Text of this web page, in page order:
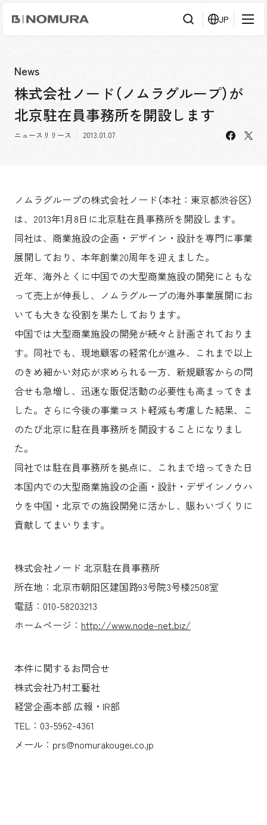
乃
村
工
JP
索
事業内容
事業内容TOP
市場領域
会社概要・アクセス
役員構成・組織図
拠点一覧
グループ会社
沿革
すべて
アーバン & リテール
ホスピタリティ
コーポレート
エンターテインメント
コンベンション & イベント
パブリック
採用情報
採用情報TOP
新卒採用
キャリア採用
働く環境
プロジェクト紹介
派遣社員について
IR情報
サステナビリティ
ニュース
よくあるご質問
協力会社様専用ページ
お問い合わせ
JP EN CN
乃村工藝社の最新ニュースをお届けしております
乃村工藝社の実績紹介を中心に発信しております
空間づくりのプロセスをお届けしております
News
株式会社ノード（ノムラグループ）が
北京駐在員事務所を開設します
ニュースリリース 2013.01.07 X
ノムラグループの株式会社ノード（本社：東京都渋谷区）
は、2013年1月8日に北京駐在員事務所を開設します。
同社は、商業施設の企画・デザイン・設計を専門に事業
展開しており、本年創業20周年を迎えました。
近年、海外とくに中国での大型商業施設の開発にともな
って売上が伸長し、ノムラグループの海外事業展開にお
いても大きな役割を果たしております。
中国では大型商業施設の開発が続々と計画されておりま
す。同社でも、現地顧客の経常化が進み、これまで以上
のきめ細かい対応が求められる一方、新規顧客からの問
合せも急増し、迅速な販促活動の必要性も高まってきま
した。さらに今後の事業コスト軽減も考慮した結果、こ
のたび北京に駐在員事務所を開設することになりまし
た。
同社では駐在員事務所を拠点に、これまで培ってきた日
本国内での大型商業施設の企画・設計・デザインノウハ
ウを中国・北京での施設開発に活かし、賑わいづくりに
貢献してまいります。
株式会社ノード 北京駐在員事務所
所在地：北京市朝阳区建国路93号院3号楼2508室
電話：010-58203213
ホームページ： http://www.node-net.biz/
本件に関するお問合せ
株式会社乃村工藝社
経営企画本部 広報・IR部
TEL：03-5962-4361
メール：prs@nomurakougei.co.jp